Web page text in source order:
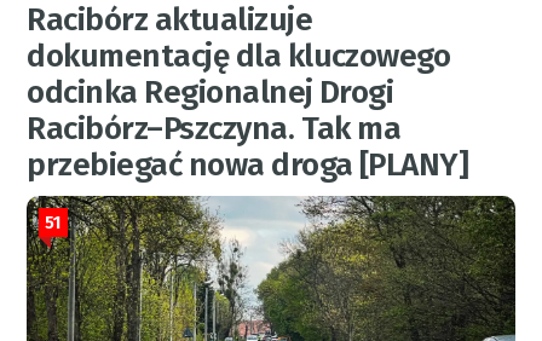
Racibórz aktualizuje
dokumentację dla kluczowego
odcinka Regionalnej Drogi
Racibórz–Pszczyna. Tak ma
przebiegać nowa droga [PLANY]
51